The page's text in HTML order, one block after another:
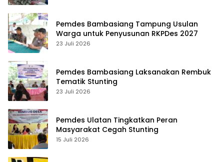
Pemdes Bambasiang Tampung Usulan
Warga untuk Penyusunan RKPDes 2027
23 Juli 2026
Pemdes Bambasiang Laksanakan Rembuk
Tematik Stunting
23 Juli 2026
Pemdes Ulatan Tingkatkan Peran
Masyarakat Cegah Stunting
15 Juli 2026